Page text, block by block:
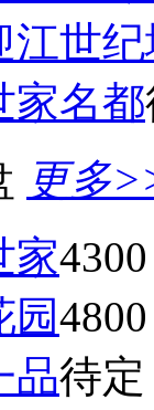
江世纪
家名都
更多
家4300
园4800
品待定